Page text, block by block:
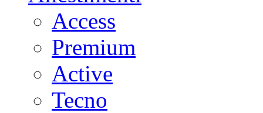
Access
Premium
Active
Tecno